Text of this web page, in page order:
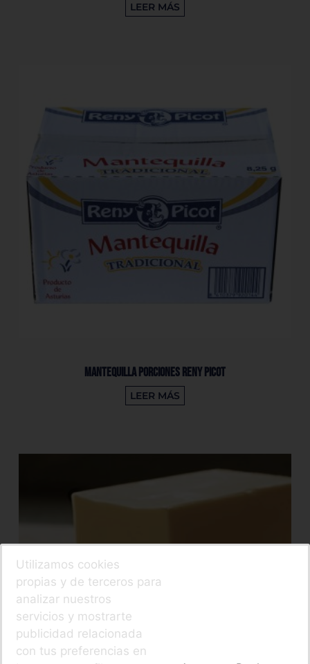
LEER MÁS
Mantequilla Porciones Reny Picot
LEER MÁS
Utilizamos cookies
propias y de terceros para
analizar nuestros
servicios y mostrarte
publicidad relacionada
con tus preferencias en